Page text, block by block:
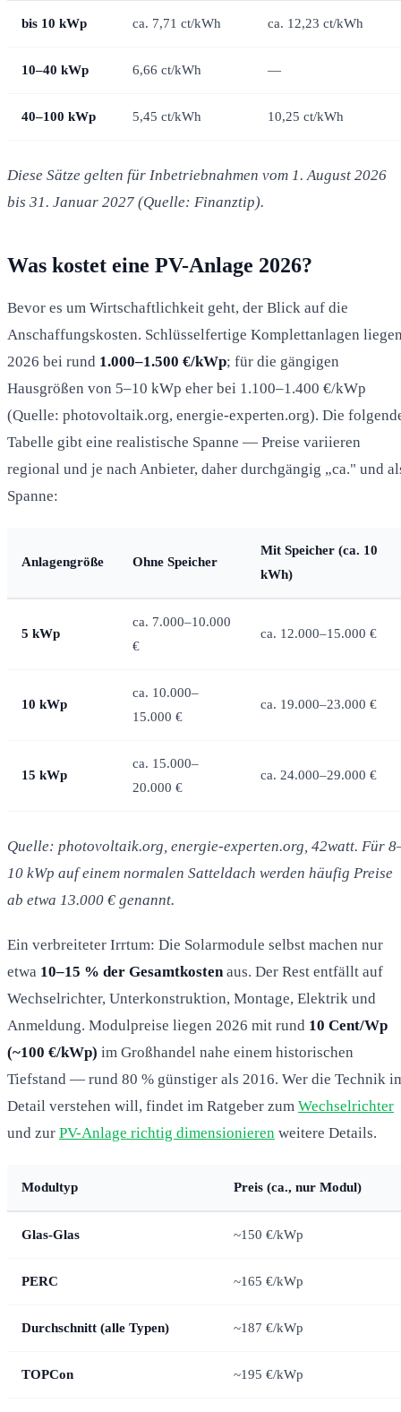
bis 10 kWp ca. 7,71 ct/kWh ca. 12,23 ct/kWh
10–40 kWp 6,66 ct/kWh —
40–100 kWp 5,45 ct/kWh 10,25 ct/kWh
Diese Sätze gelten für Inbetriebnahmen vom 1. August 2026
bis 31. Januar 2027 (Quelle: Finanztip).
Was kostet eine PV-Anlage 2026?
Bevor es um Wirtschaftlichkeit geht, der Blick auf die
Anschaffungskosten. Schlüsselfertige Komplettanlagen
2026 bei rund 1.000–1.500 €/kWp; für die gängigen
Hausgrößen von 5–10 kWp eher bei 1.100–1.400 €/kWp
(Quelle: photovoltaik.org, energie-experten.org). Die
Tabelle gibt eine realistische Spanne — Preise variieren
regional und je nach Anbieter, daher durchgängig „ca." und
Spanne:
Anlagengröße Ohne Speicher
Mit Speicher (ca. 10
kWh)
5 kWp
ca. 7.000–10.000
€
ca. 12.000–15.000 €
10 kWp
ca. 10.000–
15.000 €
ca. 19.000–23.000 €
15 kWp
ca. 15.000–
20.000 €
ca. 24.000–29.000 €
Quelle: photovoltaik.org, energie-experten.org, 42watt. Für
10 kWp auf einem normalen Satteldach werden häufig Preise
ab etwa 13.000 € genannt.
Ein verbreiteter Irrtum: Die Solarmodule selbst machen nur
etwa 10–15 % der Gesamtkosten aus. Der Rest entfällt auf
Wechselrichter, Unterkonstruktion, Montage, Elektrik und
Anmeldung. Modulpreise liegen 2026 mit rund 10 Cent/Wp
(~100 €/kWp) im Großhandel nahe einem historischen
Tiefstand — rund 80 % günstiger als 2016. Wer die Technik
Detail verstehen will, findet im Ratgeber zum Wechselrichter
und zur PV-Anlage richtig dimensionieren weitere Details.
Modultyp Preis (ca., nur Modul)
Glas-Glas ~150 €/kWp
PERC ~165 €/kWp
Durchschnitt (alle Typen) ~187 €/kWp
TOPCon ~195 €/kWp